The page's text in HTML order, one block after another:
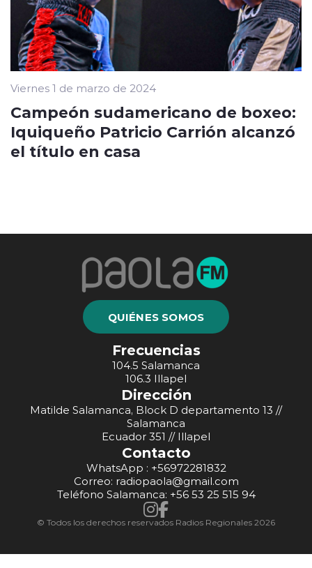
Viernes 1 de marzo de 2024
Campeón sudamericano de boxeo:
Iquiqueño Patricio Carrión alcanzó
el título en casa
QUIÉNES SOMOS
Frecuencias
104.5 Salamanca
106.3 Illapel
Dirección
Matilde Salamanca, Block D departamento 13 //
Salamanca
Ecuador 351 // Illapel
Contacto
WhatsApp : +56972281832
Correo: radiopaola@gmail.com
Teléfono Salamanca: +56 53 25 515 94
© Todos los derechos reservados Radios Regionales 2026